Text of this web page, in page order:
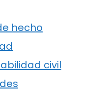
hecho
civil